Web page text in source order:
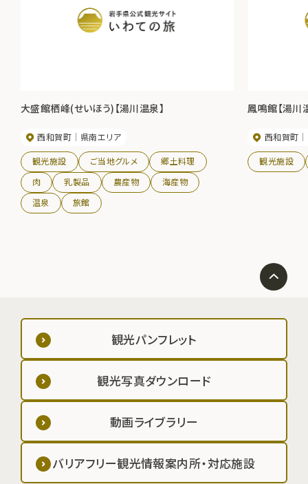
大盛館栖峰(せいほう)【湯川温泉】
西和賀町 県南エリア
観光施設 ご当地グルメ
郷土料理
肉
乳製品 農産物
海産物
温泉
旅館
鳳鳴館【湯川
西和賀町
観光施設
観光パンフレット
観光写真ダウンロード
動画ライブラリー
バリアフリー観光情報案内所・対応施設